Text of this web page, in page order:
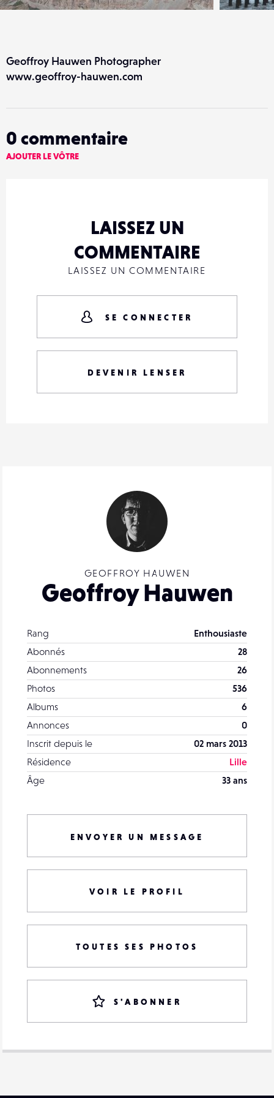
GEOFFROY HAUWEN
Geoffroy Hauwen
Rang
Enthousiaste
Abonnés
28
Abonnements
26
Photos
536
Albums
6
Annonces
0
Inscrit depuis le
02 mars 2013
Résidence
Lille
Âge
33 ans
ENVOYER UN MESSAGE
VOIR LE PROFIL
TOUTES SES PHOTOS
S'ABONNER
Geoffroy Hauwen Photographer
www.geoffroy-hauwen.com
0 commentaire
AJOUTER LE VÔTRE
LAISSEZ UN
COMMENTAIRE
LAISSEZ UN COMMENTAIRE
SE CONNECTER
DEVENIR LENSER